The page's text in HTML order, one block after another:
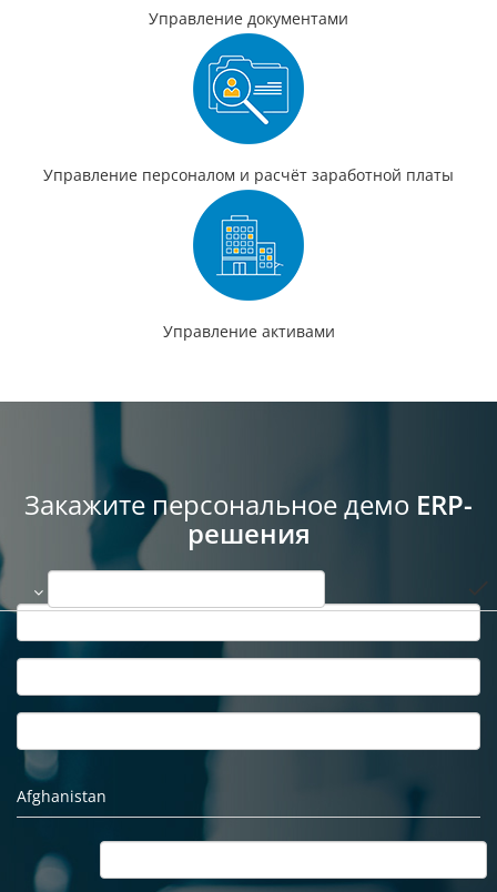
Управление документами
Управление персоналом и расчёт заработной платы
Управление активами
Закажите персональное демо ERP-
решения
done